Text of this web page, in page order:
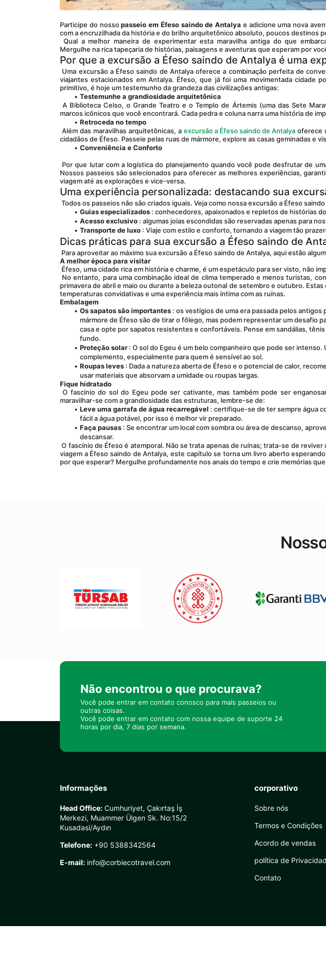
Participe do nosso passeio em Éfeso saindo de Antalya e adicione uma nova
com a encruzilhada da história e do brilho arquitetônico absoluto, poucos destinos
Qual a melhor maneira de experimentar esta maravilha antiga do que
Mergulhe na rica tapeçaria de histórias, paisagens e aventuras que esperam por
Por que a excursão a Éfeso saindo de Antalya é uma
viajantes estacionados em Antalya. Éfeso, que já foi uma movimentada cidade
primitivo, é hoje um testemunho da grandeza das civilizações antigas:
Testemunhe a grandiosidade arquitetônica
A Biblioteca Celso, o Grande Teatro e o Templo de Ártemis (uma das Sete Maravilhas do Mundo Antigo) são apenas alguns dos
marcos icônicos que você encontrará. Cada pedra e coluna narra uma história de
Retroceda no tempo
Além das maravilhas arquitetônicas, a excursão a Éfeso saindo de Antalya oferece
cidadãos de Éfeso. Passeie pelas ruas de mármore, explore as casas geminadas e
Conveniência e Conforto
Nossos passeios são selecionados para oferecer as melhores experiências,
viagem até as explorações e vice-versa.
Uma experiência personalizada: destacando sua
Todos os passeios não são criados iguais. Veja como nossa excursão a Éfeso
Guias especializados : conhecedores, apaixonados e repletos de histórias
Acesso exclusivo : algumas joias escondidas são reservadas apenas para
Transporte de luxo : Viaje com estilo e conforto, tornando a viagem tão
Dicas práticas para sua excursão a Éfeso saindo de
Para aproveitar ao máximo sua excursão a Éfeso saindo de Antalya, aqui estão
A melhor época para visitar
Éfeso, uma cidade rica em história e charme, é um espetáculo para ser visto, não
primavera de abril e maio ou durante a beleza outonal de setembro e outubro.
temperaturas convidativas e uma experiência mais íntima com as ruínas.
Embalagem
Os sapatos são importantes : os vestígios de uma era passada pelos
mármore de Éfeso são de tirar o fôlego, mas podem representar um desafio
casa e opte por sapatos resistentes e confortáveis. Pense em sandálias,
fundo.
Proteção solar : O sol do Egeu é um belo companheiro que pode ser intenso.
complemento, especialmente para quem é sensível ao sol.
Roupas leves : Dada a natureza aberta de Éfeso e o potencial de calor,
usar materiais que absorvam a umidade ou roupas largas.
Fique hidratado
O fascínio do sol do Egeu pode ser cativante, mas também pode ser enganosamente intenso. Ao passear pelas ruas antigas e
maravilhar-se com a grandiosidade das estruturas, lembre-se de:
Leve uma garrafa de água recarregável : certifique-se de ter sempre água
fácil a água potável, por isso é melhor vir preparado.
Faça pausas : Se encontrar um local com sombra ou área de descanso,
descansar.
O fascínio de Éfeso é atemporal. Não se trata apenas de ruínas; trata-se de reviver um capítulo crucial da história humana. E com uma
viagem a Éfeso saindo de Antalya, este capítulo se torna um livro aberto
por que esperar? Mergulhe profundamente nos anais do tempo e crie memórias
Não encontrou o que procurava?
Você pode entrar em contato conosco para mais passeios ou
outras coisas.
Você pode entrar em contato com nossa equipe de suporte 24
horas por dia, 7 dias por semana.
Informações
Head Office: Cumhuriyet, Çakırtaş İş
Merkezi, Muammer Ülgen Sk. No:15/2
Kusadasi/Aydın
Telefone: +90 5388342564
E-mail: info@corbiecotravel.com
corporativo
Sobre nós
Termos e Condições
Acordo de vendas
política de
Contato